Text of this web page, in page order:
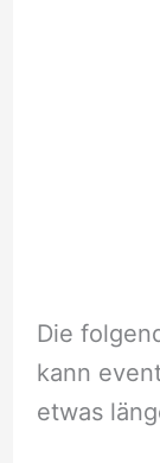
Die
kann
etwas